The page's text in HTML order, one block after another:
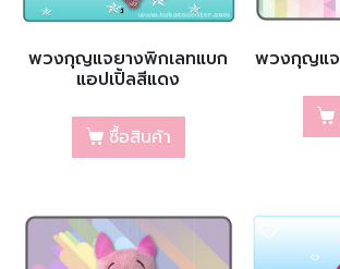
พวงกุญแจยางพิกเลทแบก
แอปเปิ้ลสีแดง
ซื้อสินค้า
พวงกุญแจ